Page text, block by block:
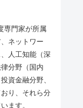
専門家が所属
ネットワー
人工知能（深
分野（国内
資金融分野、
り、それら分
ます。